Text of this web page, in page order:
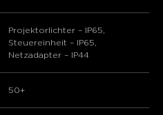
Projektorlichter – IP65,
Steuereinheit – IP65,
Netzadapter – IP44
50+